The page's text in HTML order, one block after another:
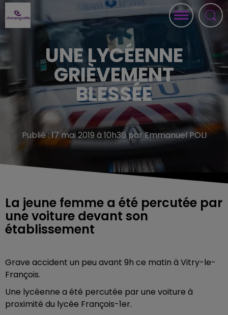
UNE LYCÉENNE
GRIÈVEMENT
BLESSÉE
Publié : 17 mai 2019 à 10h36 par Emmanuel POLI
La jeune femme a été percutée par
une voiture devant son
établissement
Grave accident un peu avant 9h ce matin à Vitry-le-
François.
Une lycéenne a été percutée par une voiture à
proximité du lycée François-1er.